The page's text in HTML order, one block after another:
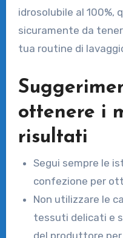
idrosolubile al 100%,
sicuramente da
tua routine di
ottenere i
risultati
Segui sempre le
confezione per
Non utilizzare le
tessuti delicati e